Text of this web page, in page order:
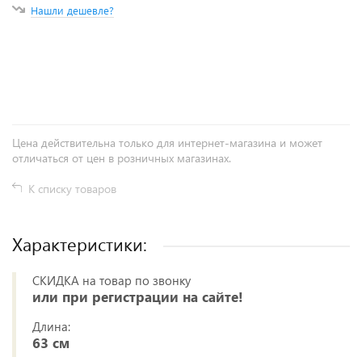
Нашли дешевле?
Цена действительна только для интернет-магазина и может
отличаться от цен в розничных магазинах.
К списку товаров
Характеристики:
СКИДКА на товар по звонку
или при регистрации на сайте!
Длина:
63 см